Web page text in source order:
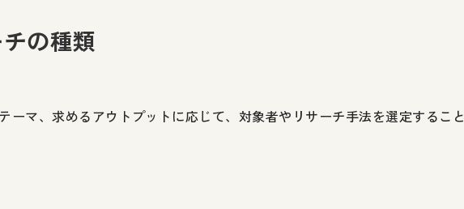
の種類
ーマ、求めるアウトプットに応じて、対象者やリサーチ手法を選定すること